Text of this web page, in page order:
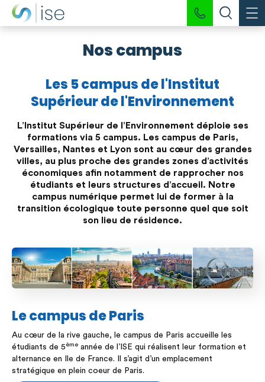
Nos campus
Les 5 campus de l'Institut
Supérieur de l'Environnement
L’Institut Supérieur de l’Environnement déploie ses
formations via 5 campus. Les campus de Paris,
Versailles, Nantes et Lyonsont au cœur des grandes
villes, au plus proche des grandes zones d’activités
économiques afin notamment de rapprocher nos
étudiants et leurs structures d’accueil. Notre
campus numérique permet lui de former à la
transition écologique toute personne quel que soit
son lieu de résidence.
Le campus de Paris
Au cœur de la rive gauche, le campus de Paris accueille les
étudiants de 5 ème année de l’ISE qui réalisent leur formation et
alternance en Ile de France. Il s’agit d’un emplacement
stratégique en plein coeur de Paris.